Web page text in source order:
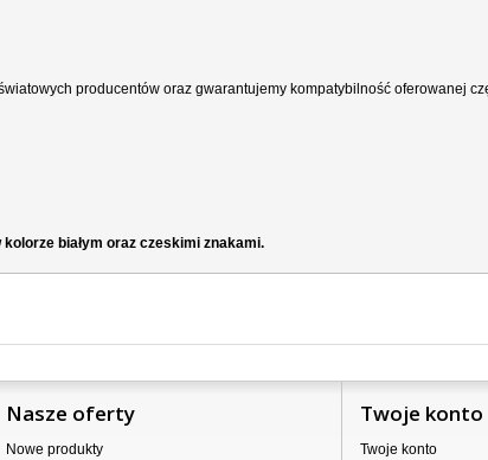
producentów oraz gwarantujemy kompatybilność oferowanej
białym oraz czeskimi znakami.
Nasze oferty
Nowe produkty
Twoje konto
Twoje konto